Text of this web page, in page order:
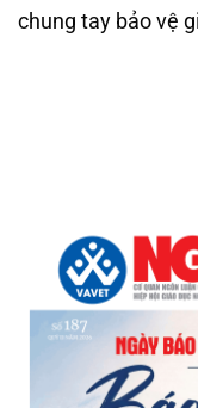
chung tay bảo vệ